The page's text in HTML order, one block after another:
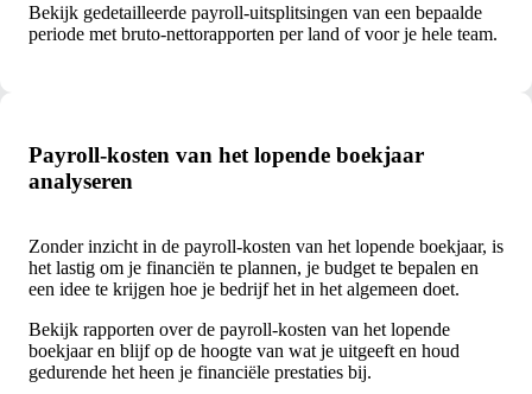
Bekijk gedetailleerde payroll-uitsplitsingen van een bepaalde
periode met bruto-nettorapporten per land of voor je hele team.
Payroll-kosten van het lopende boekjaar
analyseren
Zonder inzicht in de payroll-kosten van het lopende boekjaar, is
het lastig om je financiën te plannen, je budget te bepalen en
een idee te krijgen hoe je bedrijf het in het algemeen doet.
Bekijk rapporten over de payroll-kosten van het lopende
boekjaar en blijf op de hoogte van wat je uitgeeft en houd
gedurende het heen je financiële prestaties bij.